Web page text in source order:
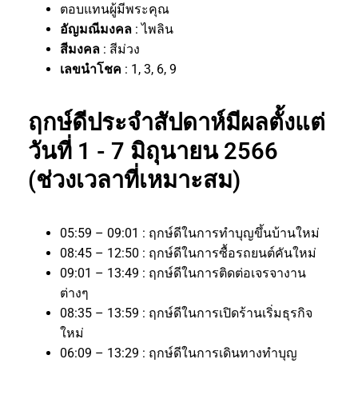
ตอบแทนผู้มีพระคุณ
อัญมณีมงคล : ไพลิน
สีมงคล : สีม่วง
เลขนำโชค : 1, 3, 6, 9
ฤกษ์ดีประจำสัปดาห์มีผลตั้งแต่
วันที่ 1 - 7 มิถุนายน 2566
(ช่วงเวลาที่เหมาะสม)
05:59 – 09:01 : ฤกษ์ดีในการทำบุญขึ้นบ้านใหม่
08:45 – 12:50 : ฤกษ์ดีในการซื้อรถยนต์คันใหม่
09:01 – 13:49 : ฤกษ์ดีในการติดต่อเจรจางาน
ต่างๆ
08:35 – 13:59 : ฤกษ์ดีในการเปิดร้านเริ่มธุรกิจ
ใหม่
06:09 – 13:29 : ฤกษ์ดีในการเดินทางทำบุญ